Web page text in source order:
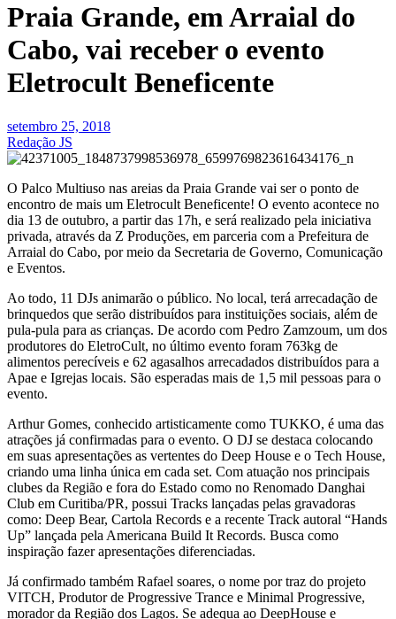
Praia Grande, em Arraial do
Cabo, vai receber o evento
Eletrocult Beneficente
setembro 25, 2018
Redação JS
O Palco Multiuso nas areias da Praia Grande vai ser o ponto de
encontro de mais um Eletrocult Beneficente! O evento acontece no
dia 13 de outubro, a partir das 17h, e será realizado pela iniciativa
privada, através da Z Produções, em parceria com a Prefeitura de
Arraial do Cabo, por meio da Secretaria de Governo, Comunicação
e Eventos.
Ao todo, 11 DJs animarão o público. No local, terá arrecadação de
brinquedos que serão distribuídos para instituições sociais, além de
pula-pula para as crianças. De acordo com Pedro Zamzoum, um dos
produtores do EletroCult, no último evento foram 763kg de
alimentos perecíveis e 62 agasalhos arrecadados distribuídos para a
Apae e Igrejas locais. São esperadas mais de 1,5 mil pessoas para o
evento.
Arthur Gomes, conhecido artisticamente como TUKKO, é uma das
atrações já confirmadas para o evento. O DJ se destaca colocando
em suas apresentações as vertentes do Deep House e o Tech House,
criando uma linha única em cada set. Com atuação nos principais
clubes da Região e fora do Estado como no Renomado Danghai
Club em Curitiba/PR, possui Tracks lançadas pelas gravadoras
como: Deep Bear, Cartola Records e a recente Track autoral “Hands
Up” lançada pela Americana Build It Records. Busca como
inspiração fazer apresentações diferenciadas.
Já confirmado também Rafael soares, o nome por traz do projeto
VITCH, Produtor de Progressive Trance e Minimal Progressive,
morador da Região dos Lagos. Se adequa ao DeepHouse e